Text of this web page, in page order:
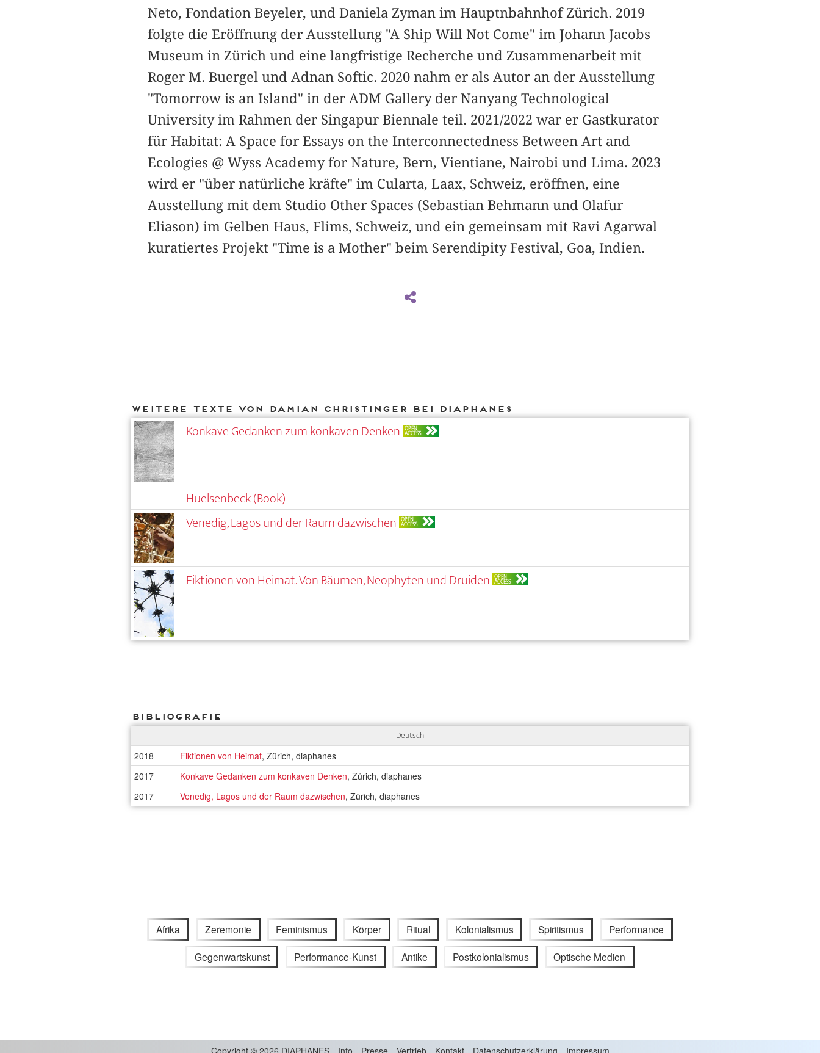
Neto, Fondation Beyeler, und Daniela Zyman im Hauptnbahnhof Zürich. 2019
folgte die Eröffnung der Ausstellung "A Ship Will Not Come" im Johann Jacobs
Museum in Zürich und eine langfristige Recherche und Zusammenarbeit mit
Roger M. Buergel und Adnan Softic. 2020 nahm er als Autor an der Ausstellung
"Tomorrow is an Island" in der ADM Gallery der Nanyang Technological
University im Rahmen der Singapur Biennale teil. 2021/2022 war er Gastkurator
für Habitat: A Space for Essays on the Interconnectedness Between Art and
Ecologies @ Wyss Academy for Nature, Bern, Vientiane, Nairobi und Lima. 2023
wird er "über natürliche kräfte" im Cularta, Laax, Schweiz, eröffnen, eine
Ausstellung mit dem Studio Other Spaces (Sebastian Behmann und Olafur
Eliason) im Gelben Haus, Flims, Schweiz, und ein gemeinsam mit Ravi Agarwal
kuratiertes Projekt "Time is a Mother" beim Serendipity Festival, Goa, Indien.
Weitere Texte von Damian Christinger bei DIAPHANES
Konkave Gedanken zum konkaven Denken OPEN
ACCESS
Huelsenbeck (Book)
Venedig, Lagos und der Raum dazwischen OPEN
ACCESS
Fiktionen von Heimat. Von Bäumen, Neophyten und Druiden OPEN
ACCESS
Bibliografie
Deutsch
2018 Fiktionen von Heimat, Zürich, diaphanes
2017
Konkave Gedanken zum konkaven Denken, Zürich, diaphanes
2017
Venedig, Lagos und der Raum dazwischen, Zürich, diaphanes
Afrika Zeremonie Feminismus Körper Ritual Kolonialismus Spiritismus Performance
Gegenwartskunst Performance-Kunst Antike Postkolonialismus Optische Medien
Copyright ©2026 DIAPHANES Info Presse Vertrieb Kontakt Datenschutzerklärung Impressum